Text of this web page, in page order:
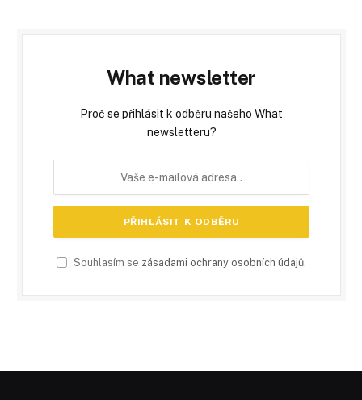
What newsletter
Proč se přihlásit k odběru našeho What
newsletteru?
Souhlasím se zásadami ochrany osobních údajů